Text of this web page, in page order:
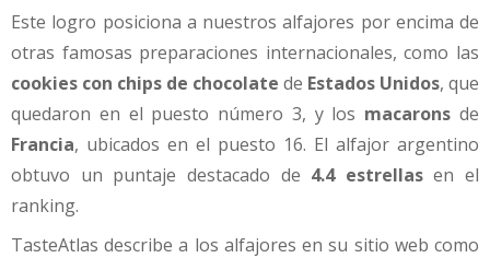
Este logro posiciona a nuestros alfajores por encima de
otras famosas preparaciones internacionales, como las
cookies con chips de chocolate de Estados Unidos, que
quedaron en el puesto número 3, y los macarons de
Francia, ubicados en el puesto 16. El alfajor argentino
obtuvo un puntaje destacado de 4.4 estrellasen el
ranking.
TasteAtlas describe a los alfajores en su sitio web como